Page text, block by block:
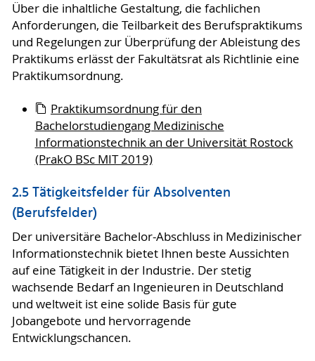
Über die inhaltliche Gestaltung, die fachlichen
Anforderungen, die Teilbarkeit des Berufspraktikums
und Regelungen zur Überprüfung der Ableistung des
Praktikums erlässt der Fakultätsrat als Richtlinie eine
Praktikumsordnung.
Praktikumsordnung für den
Bachelorstudiengang Medizinische
Informationstechnik an der Universität Rostock
(PrakO BSc MIT 2019)
2.5 Tätigkeitsfelder für Absolventen
(Berufsfelder)
Der universitäre Bachelor-Abschluss in Medizinischer
Informationstechnik bietet Ihnen beste Aussichten
auf eine Tätigkeit in der Industrie. Der stetig
wachsende Bedarf an Ingenieuren in Deutschland
und weltweit ist eine solide Basis für gute
Jobangebote und hervorragende
Entwicklungschancen.